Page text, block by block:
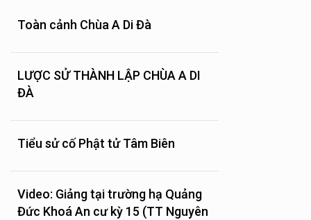
Toàn cảnh Chùa A Di Đà
LƯỢC SỬ THÀNH LẬP CHÙA A DI
ĐÀ
Tiểu sử cố Phật tử Tâm Biên
Video: Giảng tại trường hạ Quảng
Đức Khoá An cư kỳ 15 (TT Nguyên